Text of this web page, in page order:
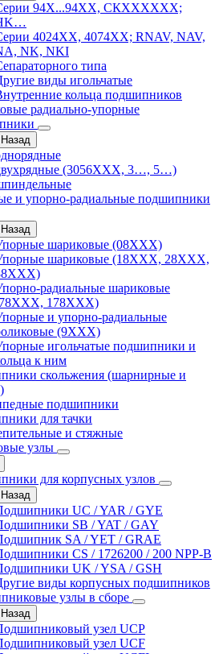
94Х...94ХХ, СКХХХХХХ;
4024ХХ, 4074ХХ; RNAV, NAV,
NK, NKI
типа
виды игольчатые
кольца подшипников
радиально-упорные
Назад
(3056ХХХ, 3…, 5…)
и упорно-радиальные подшипники
Назад
шариковые (08XXX)
шариковые (18XXX, 28XXХ,
радиальные шариковые
178ХХХ)
и упорно-радиальные
(9ХХХ)
игольчатые подшипники и
к ним
скольжения (шарнирные и
подшипники
для тачки
и стяжные
узлы
для корпусных узлов
Назад
UC / YAR / GYE
SB / YAT / GAY
SA / YET / GRAE
CS / 1726200 / 200 NPP-B
UK / YSA / GSH
виды корпусных подшипников
узлы в сборе
Назад
узел UCP
узел UCF